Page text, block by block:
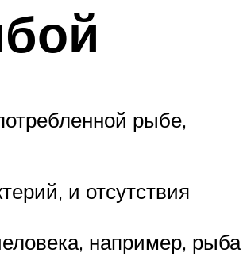
рыбе,
и отсутствия
например, рыба